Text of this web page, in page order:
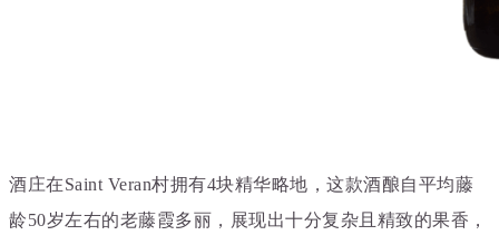
酒庄在Saint Veran村拥有4块精华略地，这款酒酿自平均藤
龄50岁左右的老藤霞多丽，展现出十分复杂且精致的果香，